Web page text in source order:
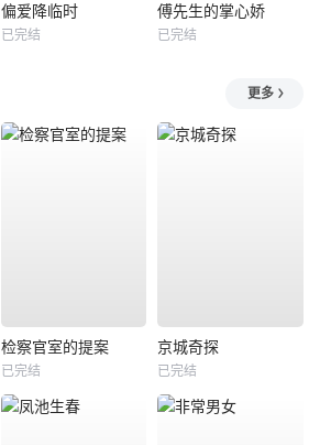
偏爱降临时
已完结
傅先生的掌心娇
已完结
更多
检察官室的提案
已完结
京城奇探
已完结